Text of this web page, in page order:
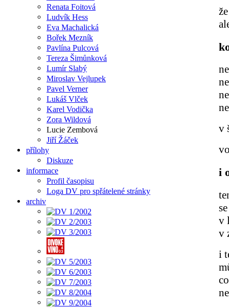
Renata Foitová
Ludvík Hess
Eva Machalická
Bořek Mezník
Pavlína Pulcová
Tereza Šimůnková
Lumír Slabý
Miroslav Vejlupek
Pavel Verner
Lukáš Vlček
Karel Vodička
Zora Wildová
Lucie Zembová
Jiří Žáček
přílohy
Diskuze
informace
Profil časopisu
Loga DV pro spřátelené stránky
archiv
v
i
v
v
i